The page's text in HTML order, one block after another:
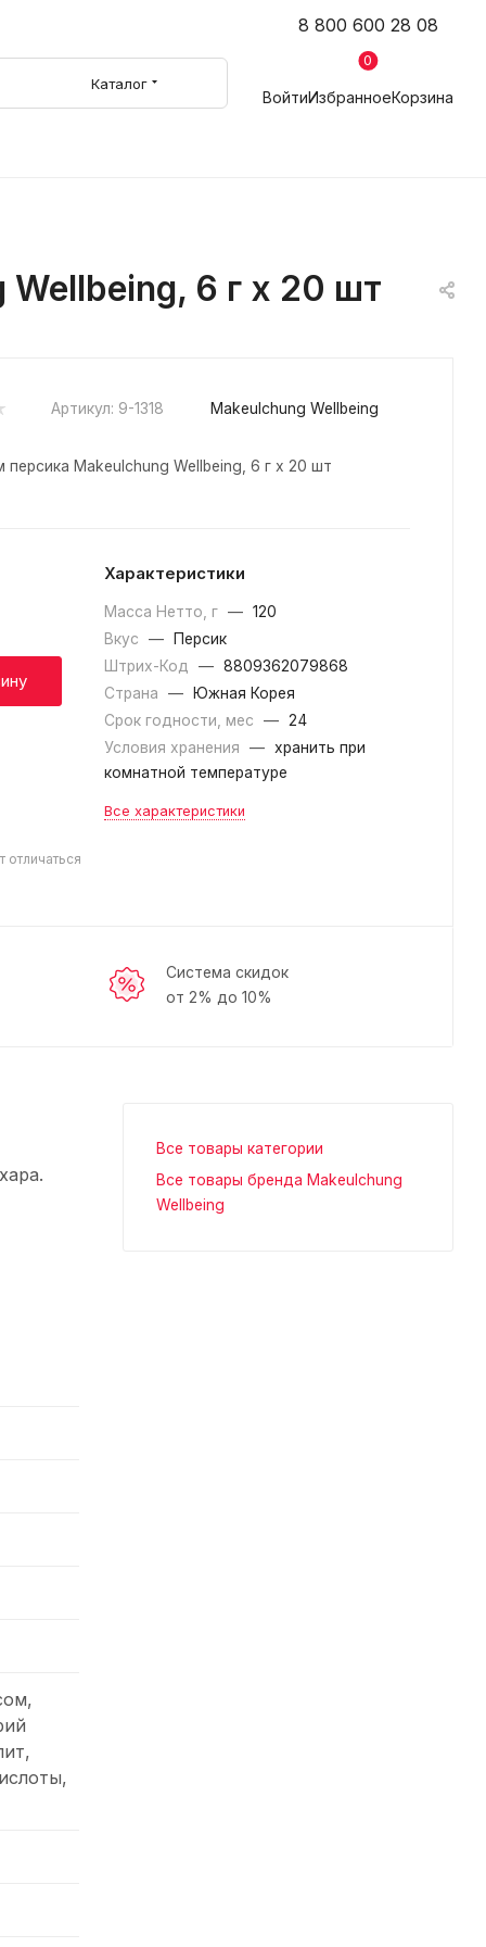
8 800 600 28 08
Каталог
ВойтиИзбранное
0
Корзина
6 г х 20 шт
Артикул: 9-1318 Makeulchung Wellbeing
Makeulchung Wellbeing, 6 г х 20 шт
Характеристики
Масса Нетто, г — 120
Вкус
—
Персик
Штрих-Код
— 8809362079868
Страна
—
Южная Корея
Срок годности, мес
— 24
Условия хранения
— хранить при
комнатной температуре
Все характеристики
Система скидок
от 2% до 10%
Все товары категории
Все товары бренда Makeulchung
Wellbeing